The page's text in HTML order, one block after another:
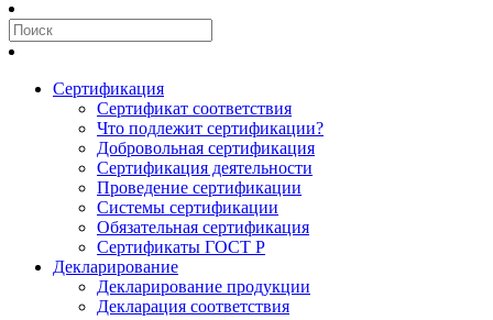
Сертификация
Сертификат соответствия
Что подлежит сертификации?
Добровольная сертификация
Сертификация деятельности
Проведение сертификации
Системы сертификации
Обязательная сертификация
Сертификаты ГОСТ Р
Декларирование
Декларирование продукции
Декларация соответствия